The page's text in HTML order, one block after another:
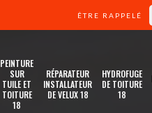
ÊTRE RAPPELÉ
PEINTURE
SUR
TUILE ET
TOITURE
18
RÉPARATEUR
INSTALLATEUR
DE VELUX 18
HYDROFUGE
DE TOITURE
18